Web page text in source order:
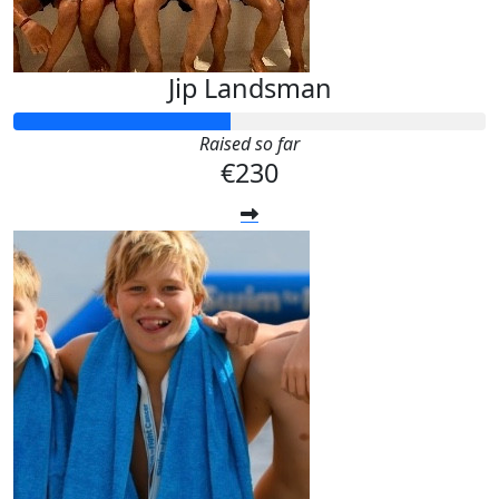
Jip Landsman
Raised so far
€230